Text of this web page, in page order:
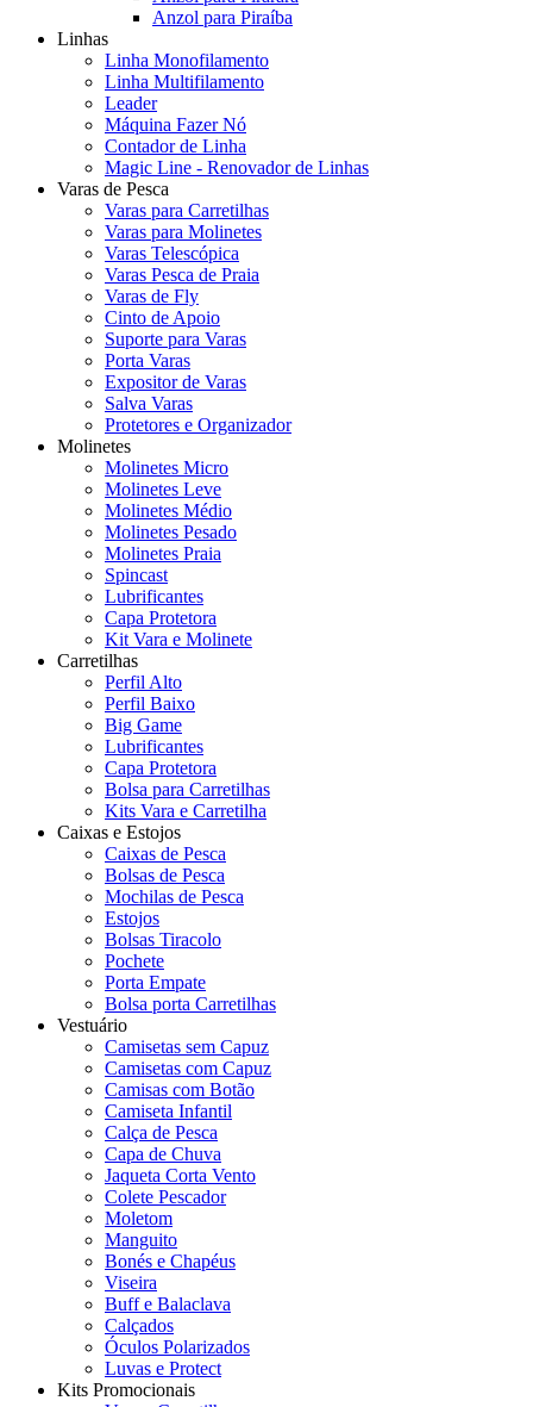
Anzol para Piraíba
Linhas
Linha Monofilamento
Linha Multifilamento
Leader
Máquina Fazer Nó
Contador de Linha
Magic Line - Renovador de Linhas
Varas de Pesca
Varas para Carretilhas
Varas para Molinetes
Varas Telescópica
Varas Pesca de Praia
Varas de Fly
Cinto de Apoio
Suporte para Varas
Porta Varas
Expositor de Varas
Salva Varas
Protetores e Organizador
Molinetes
Molinetes Micro
Molinetes Leve
Molinetes Médio
Molinetes Pesado
Molinetes Praia
Spincast
Lubrificantes
Capa Protetora
Kit Vara e Molinete
Carretilhas
Perfil Alto
Perfil Baixo
Big Game
Lubrificantes
Capa Protetora
Bolsa para Carretilhas
Kits Vara e Carretilha
Caixas e Estojos
Caixas de Pesca
Bolsas de Pesca
Mochilas de Pesca
Estojos
Bolsas Tiracolo
Pochete
Porta Empate
Bolsa porta Carretilhas
Vestuário
Camisetas sem Capuz
Camisetas com Capuz
Camisas com Botão
Camiseta Infantil
Calça de Pesca
Capa de Chuva
Jaqueta Corta Vento
Colete Pescador
Moletom
Manguito
Bonés e Chapéus
Viseira
Buff e Balaclava
Calçados
Óculos Polarizados
Luvas e Protect
Kits Promocionais